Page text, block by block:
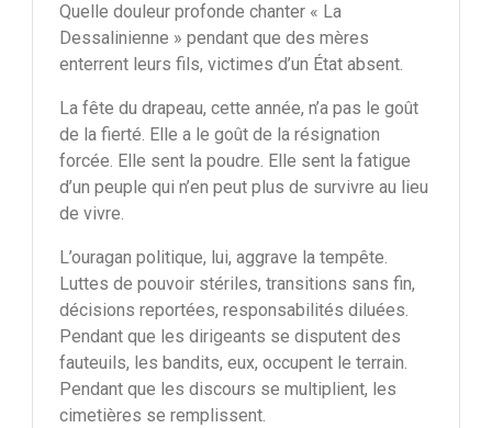
Quelle douleur profonde chanter « La
Dessalinienne » pendant que des mères
enterrent leurs fils, victimes d’un État absent.
La fête du drapeau, cette année, n’a pas le goût
de la fierté. Elle a le goût de la résignation
forcée. Elle sent la poudre. Elle sent la fatigue
d’un peuple qui n’en peut plus de survivre au lieu
de vivre.
L’ouragan politique, lui, aggrave la tempête.
Luttes de pouvoir stériles, transitions sans fin,
décisions reportées, responsabilités diluées.
Pendant que les dirigeants se disputent des
fauteuils, les bandits, eux, occupent le terrain.
Pendant que les discours se multiplient, les
cimetières se remplissent.